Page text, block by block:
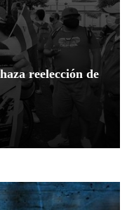
reelección de